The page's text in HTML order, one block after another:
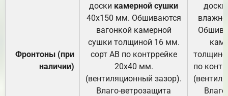
Фронтоны (при
наличии)
доски камерной сушки
40х150 мм. Обшиваются
вагонкой камерной
сушки толщиной 16 мм.
сорт АВ по контррейке
20х40 мм.
(вентиляционный зазор).
Влаго-ветрозащита
доски
по